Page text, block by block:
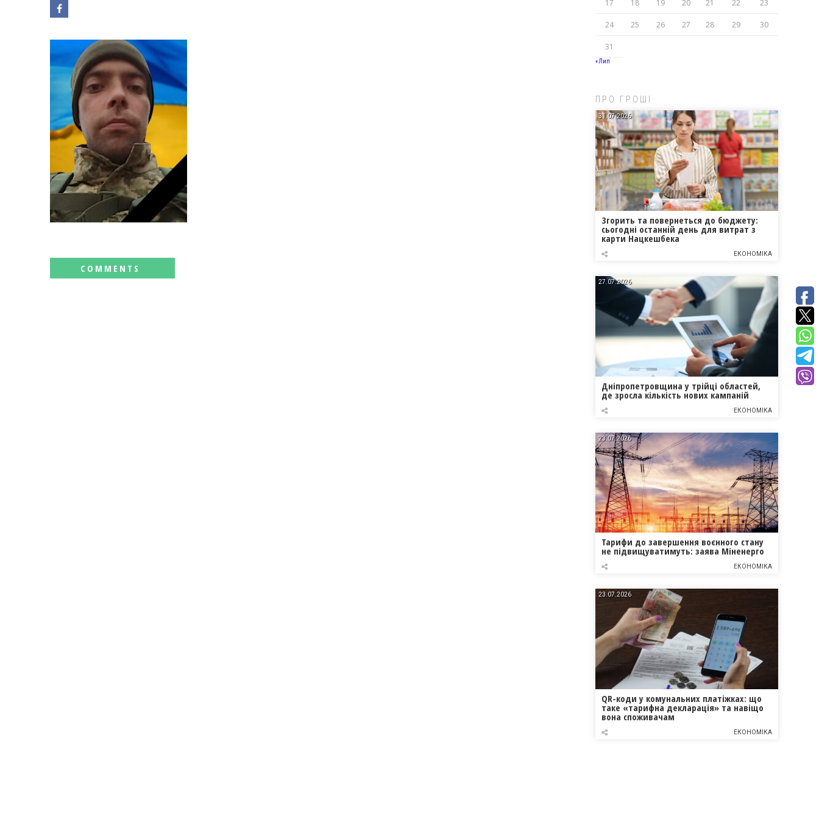
17 18 19 20 21 22 23
24 25 26 27 28 29 30
31
« Лип
ПРО ГРОШІ
31.07.2026
Згорить та повернеться до бюджету:
сьогодні останній день для витрат з
карти Нацкешбека
ЕКОНОМІКА
27.07.2026
Дніпропетровщина у трійці областей,
де зросла кількість нових кампаній
ЕКОНОМІКА
23.07.2026
Тарифи до завершення воєнного стану
не підвищуватимуть: заява Міненерго
ЕКОНОМІКА
23.07.2026
QR-коди у комунальних платіжках: що
таке «тарифна декларація» та навіщо
вона споживачам
ЕКОНОМІКА